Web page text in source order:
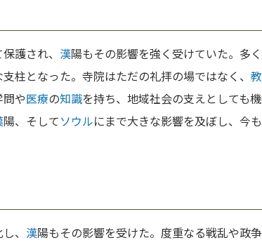
護され、 漢陽もその影響を強く受けていた。多
柱となった。寺院はただの礼拝の場ではなく、
や医療の知識を持ち、地域社会の支えとしても
陽、そしてソウルにまで大きな影響を及ぼし、今
、 漢陽もその影響を受けた。度重なる戦乱や政争